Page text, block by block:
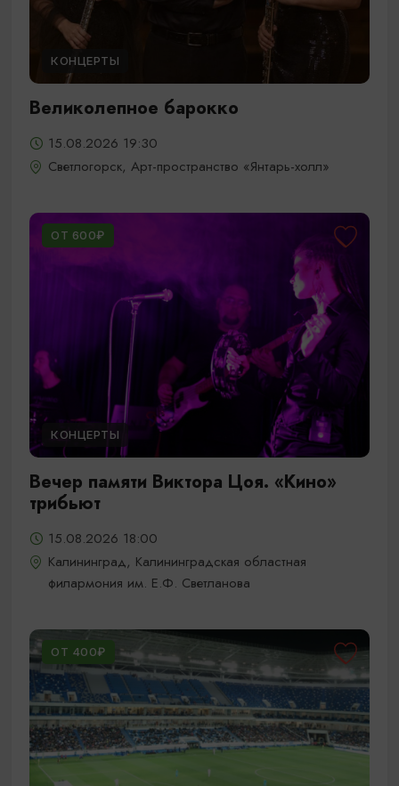
КОНЦЕРТЫ
Великолепное барокко
15.08.2026 19:30
Светлогорск, Арт-пространство «Янтарь-холл»
ОТ 600₽
КОНЦЕРТЫ
Вечер памяти Виктора Цоя. «Кино»
трибьют
15.08.2026 18:00
Калининград, Калининградская областная
филармония им. Е.Ф. Светланова
ОТ 400₽